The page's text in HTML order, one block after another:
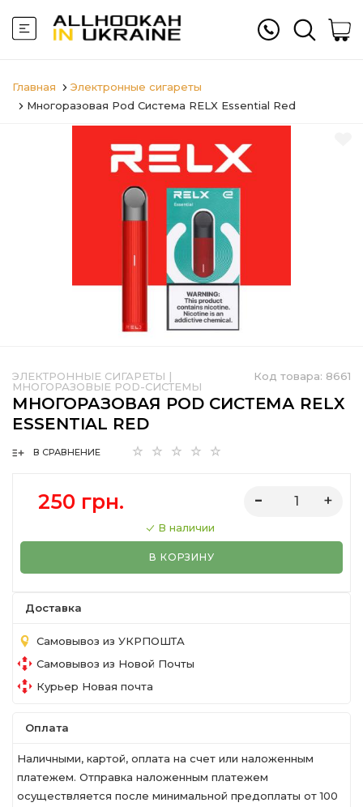
Главная
Электронные сигареты
Многоразовая Pod Система RELX Essential Red
Код товара: 8661
ЭЛЕКТРОННЫЕ СИГАРЕТЫ |
МНОГОРАЗОВЫЕ POD-СИСТЕМЫ
МНОГОРАЗОВАЯ POD СИСТЕМА RELX
ESSENTIAL RED
В СРАВНЕНИЕ
250 грн.
В наличии
В КОРЗИНУ
Доставка
Самовывоз из УКРПОШТА
Самовывоз из Новой Почты
Курьер Новая почта
Оплата
Наличными, картой, оплата на счет или наложенным
платежем. Отправка наложенным платежем
осуществляется после минимальной предоплаты от 100